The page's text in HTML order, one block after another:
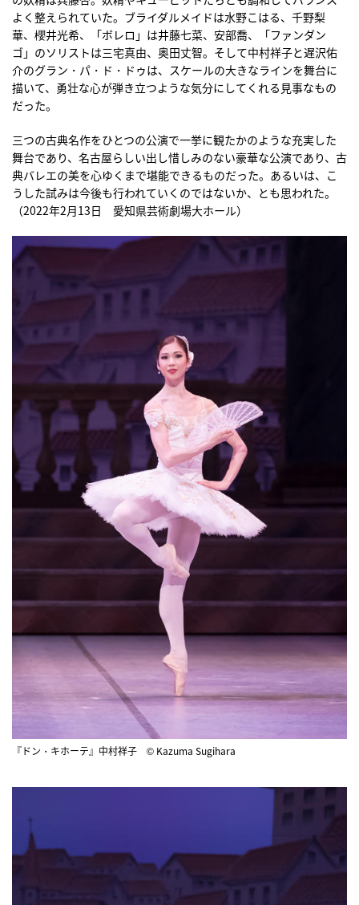
よく整えられていた。ブライダルメイドは水野こはる、千野梨
華、櫻井光希、「ボレロ」は井藤七菜、安部喬、「ファンダン
ゴ」のソリストは三宅真由、奥田丈智。そして中村祥子と遅沢佑
介のグラン・パ・ド・ドゥは、スケールの大きなラインを舞台に
描いて、勇壮な心が弾き立つような気分にしてくれる見事なもの
だった。
三つの古典名作をひとつの公演で一挙に観たかのような充実した
舞台であり、名古屋らしい出し惜しみのない豪華な公演であり、古
典バレエの美を心ゆくまで堪能できるものだった。あるいは、こ
うした試みは今後も行われていくのではないか、とも思われた。
（2022年2月13日 愛知県芸術劇場大ホール）
『ドン・キホーテ』中村祥子 © Kazuma Sugihara